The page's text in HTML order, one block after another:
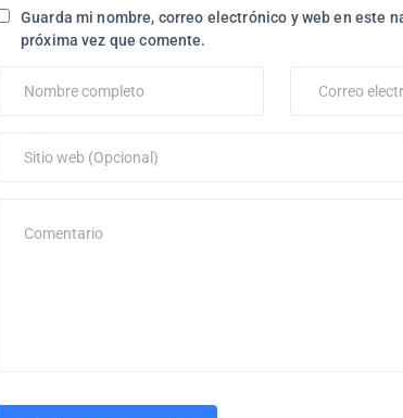
Guarda mi nombre, correo electrónico y web en este
próxima vez que comente.